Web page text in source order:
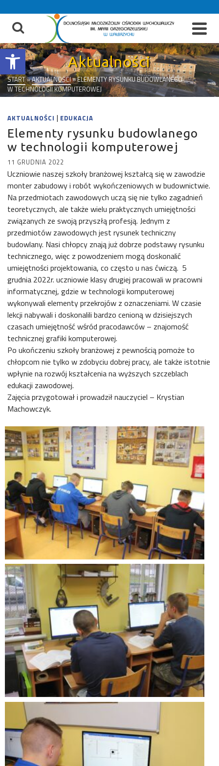
Otwórz pasek narzędzi
treści
Aktualności
START»AKTUALNOŚCI»ELEMENTY RYSUNKU BUDOWLANEGO
W TECHNOLOGII KOMPUTEROWEJ
AKTUALNOŚCI | EDUKACJA
Elementy rysunku budowlanego
w technologii komputerowej
11 GRUDNIA 2022
Uczniowie naszej szkoły branżowej kształcą się w zawodzie
monter zabudowy i robót wykończeniowych w budownictwie.
Na przedmiotach zawodowych uczą się nie tylko zagadnień
teoretycznych, ale także wielu praktycznych umiejętności
związanych ze swoją przyszłą profesją. Jednym z
przedmiotów zawodowych jest rysunek techniczny
budowlany. Nasi chłopcy znają już dobrze podstawy rysunku
technicznego, więc z powodzeniem mogą doskonalić
umiejętności projektowania, co często u nas ćwiczą. 5
grudnia 2022r. uczniowie klasy drugiej pracowali w pracowni
informatycznej, gdzie w technologii komputerowej
wykonywali elementy przekrojów z oznaczeniami. W czasie
lekcji nabywali i doskonalili bardzo cenioną w dzisiejszych
czasach umiejętność wśród pracodawców – znajomość
technicznej grafiki komputerowej.
Po ukończeniu szkoły branżowej z pewnością pomoże to
chłopcom nie tylko w zdobyciu dobrej pracy, ale także istotnie
wpłynie na rozwój kształcenia na wyższych szczeblach
edukacji zawodowej.
Zajęcia przygotował i prowadził nauczyciel – Krystian
Machowczyk.